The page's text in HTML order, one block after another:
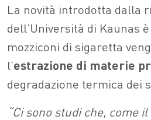
La novità introdotta dalla
dell’Università di Kaunas
mozziconi di sigaretta
l’estrazione di materie
degradazione termica dei
“Ci sono studi che, come